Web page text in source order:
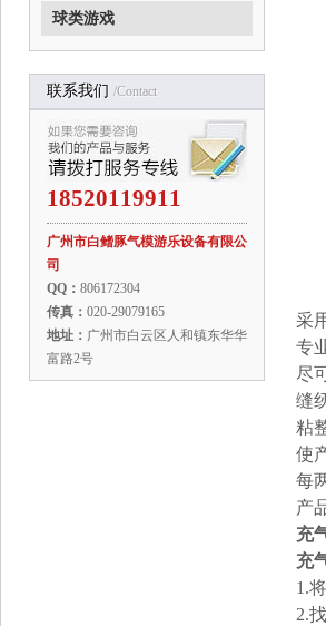
球类游戏
联系我们 /contact
18520119911
广州市白鳍豚气模游乐设备有限公
司
QQ： 806172304
传真： 020-29079165
地址： 广州市白云区人和镇东华华
富路2号
采
专
尽
缝
粘
使
每
产
充
充
1.
2.